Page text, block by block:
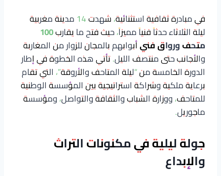
في مبادرة ثقافية استثنائية، شهدت 14 مدينة مغربية
ليلة الثلاثاء حدثاً فنياً مميزاً، حيث فتح ما يقارب100
متحف ورواق فنيأبوابهم بالمجان للزوار من المغاربة
والأجانب حتى منتصف الليل. تأتي هذه الخطوة في إطار
الدورة الخامسة من “ليلة المتاحف والأروقة”، التي تقام
برعاية ملكية وشراكة استراتيجية بين المؤسسة الوطنية
للمتاحف، ووزارة الشباب والثقافة والتواصل، ومؤسسة
ماجوريل.
جولة ليلية في مكنونات التراث
والإبداع